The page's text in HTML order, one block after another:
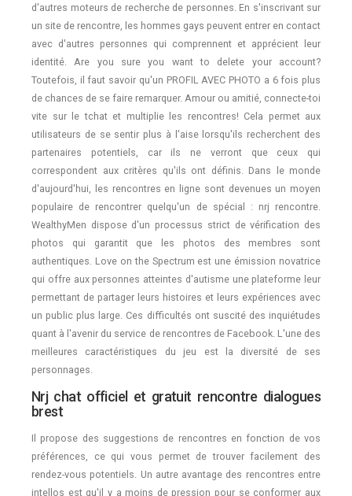
d'autres moteurs de recherche de personnes. En s'inscrivant sur
un site de rencontre, les hommes gays peuvent entrer en contact
avec d'autres personnes qui comprennent et apprécient leur
identité. Are you sure you want to delete your account?
Toutefois, il faut savoir qu'un PROFIL AVEC PHOTO a 6 fois plus
de chances de se faire remarquer. Amour ou amitié, connecte-toi
vite sur le tchat et multiplie les rencontres! Cela permet aux
utilisateurs de se sentir plus à l'aise lorsqu'ils recherchent des
partenaires potentiels, car ils ne verront que ceux qui
correspondent aux critères qu'ils ont définis. Dans le monde
d'aujourd'hui, les rencontres en ligne sont devenues un moyen
populaire de rencontrer quelqu'un de spécial : nrj rencontre.
WealthyMen dispose d'un processus strict de vérification des
photos qui garantit que les photos des membres sont
authentiques. Love on the Spectrum est une émission novatrice
qui offre aux personnes atteintes d'autisme une plateforme leur
permettant de partager leurs histoires et leurs expériences avec
un public plus large. Ces difficultés ont suscité des inquiétudes
quant à l'avenir du service de rencontres de Facebook. L'une des
meilleures caractéristiques du jeu est la diversité de ses
personnages.
Nrj chat officiel et gratuit rencontre dialogues
brest
Il propose des suggestions de rencontres en fonction de vos
préférences, ce qui vous permet de trouver facilement des
rendez-vous potentiels. Un autre avantage des rencontres entre
intellos est qu'il y a moins de pression pour se conformer aux